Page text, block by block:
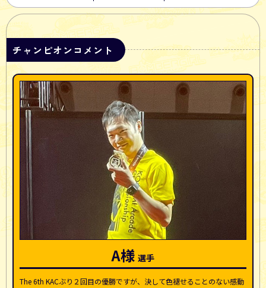
決勝ラウンド
チャンピオンコメント
A様
The 6th KACぶり２回目の優勝ですが、決して色褪せることのない感動